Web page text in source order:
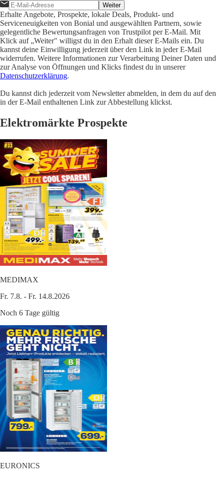
Weiter
Erhalte Angebote, Prospekte, lokale Deals, Produkt- und
Serviceneuigkeiten von Bonial und ausgewählten Partnern, sowie
gelegentliche Bewertungsanfragen von Trustpilot per E-Mail. Mit
Klick auf „Weiter" willigst du in den Erhalt dieser E-Mails ein. Du
kannst deine Einwilligung jederzeit über den Link in jeder E-Mail
widerrufen. Weitere Informationen zur Verarbeitung Deiner Daten und
zur Analyse von Öffnungen und Klicks findest du in unserer
Datenschutzerklärung.
Du kannst dich jederzeit vom Newsletter abmelden, in dem du auf den
in der E-Mail enthaltenen Link zur Abbestellung klickst.
Elektromärkte Prospekte
MEDIMAX
Fr. 7.8. - Fr. 14.8.2026
Noch 6 Tage gültig
EURONICS